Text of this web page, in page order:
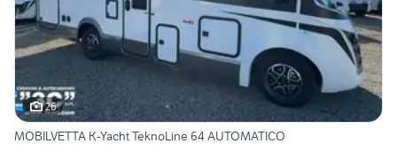
26
MOBILVETTA K-Yacht TeknoLine 64 AUTOMATICO